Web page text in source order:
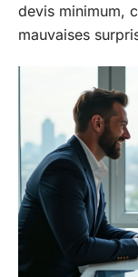
devis minimum,
mauvaises